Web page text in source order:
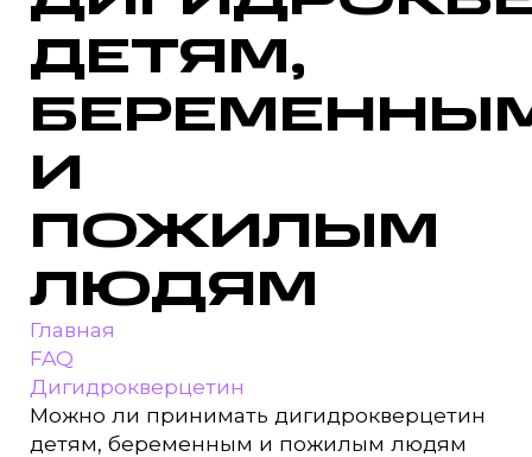
ДЕТЯМ,
И
ПОЖИЛЫМ
ЛЮДЯМ
Главная
FAQ
Дигидрокверцетин
Можно ли принимать дигидрокверцетин
детям, беременным и пожилым людям